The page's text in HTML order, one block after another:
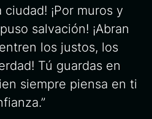
ciudad! ¡Por muros y
salvación! ¡Abran
los justos, los
Tú guardas en
siempre piensa en ti